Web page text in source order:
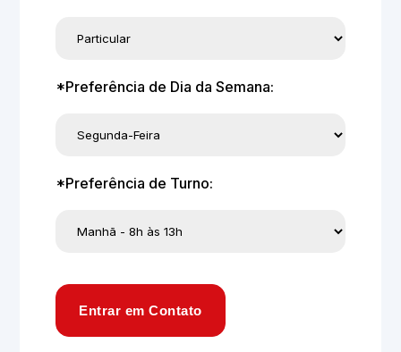
*Preferência de Dia da Semana:
*Preferência de Turno:
Entrar em Contato